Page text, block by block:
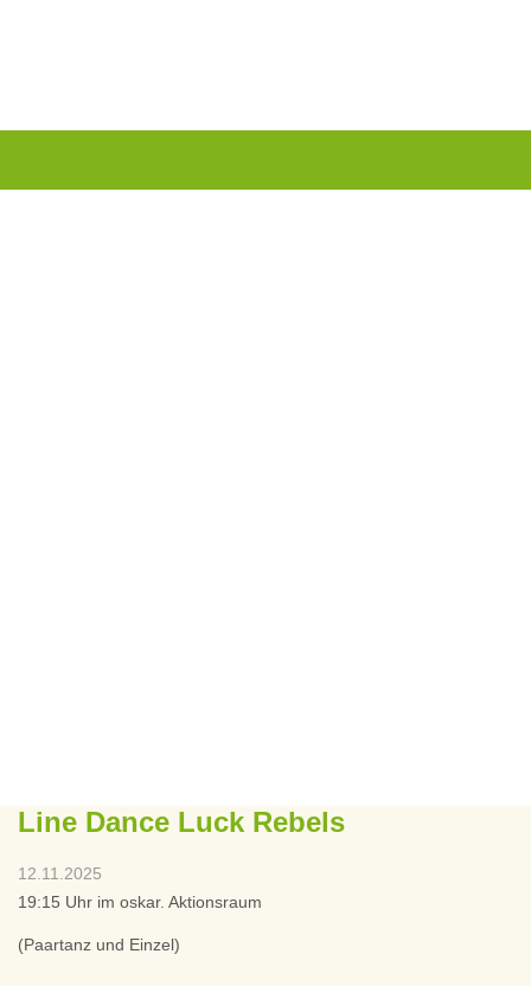
Line Dance Luck Rebels
12.11.2025
19:15 Uhr im oskar. Aktionsraum
(Paartanz und Einzel)